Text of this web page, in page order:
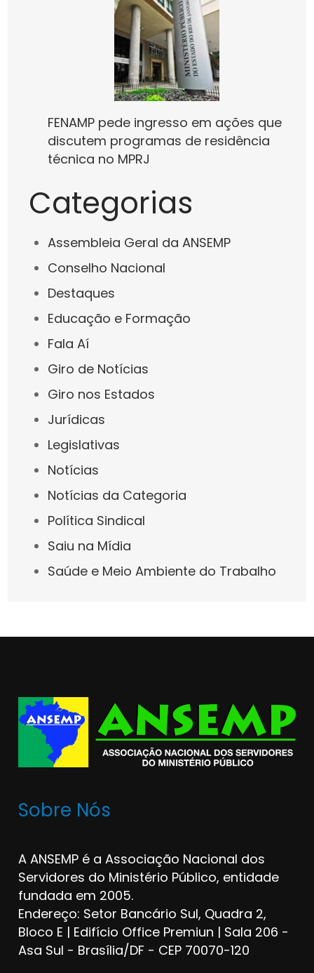
FENAMP pede ingresso em ações que
discutem programas de residência
técnica no MPRJ
Categorias
Assembleia Geral da ANSEMP
Conselho Nacional
Destaques
Educação e Formação
Fala Aí
Giro de Notícias
Giro nos Estados
Jurídicas
Legislativas
Notícias
Notícias da Categoria
Política Sindical
Saiu na Mídia
Saúde e Meio Ambiente do Trabalho
Sobre Nós
A ANSEMP é a Associação Nacional dos
Servidores do Ministério Público, entidade
fundada em 2005.
Endereço: Setor Bancário Sul, Quadra 2,
Bloco E | Edifício Office Premiun | Sala 206 -
Asa Sul - Brasília/DF - CEP 70070-120